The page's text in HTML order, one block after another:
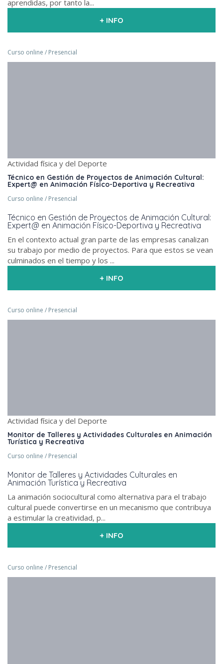
aprendidas, por tanto la...
+ INFO
Curso online / Presencial
Actividad física y del Deporte
Técnico en Gestión de Proyectos de Animación Cultural:
Expert@ en Animación Físico-Deportiva y Recreativa
Curso online / Presencial
Técnico en Gestión de Proyectos de Animación Cultural:
Expert@ en Animación Físico-Deportiva y Recreativa
En el contexto actual gran parte de las empresas canalizan
su trabajo por medio de proyectos. Para que estos se vean
culminados en el tiempo y los ...
+ INFO
Curso online / Presencial
Actividad física y del Deporte
Monitor de Talleres y Actividades Culturales en Animación
Turística y Recreativa
Curso online / Presencial
Monitor de Talleres y Actividades Culturales en
Animación Turística y Recreativa
La animación sociocultural como alternativa para el trabajo
cultural puede convertirse en un mecanismo que contribuya
a estimular la creatividad, p...
+ INFO
Curso online / Presencial